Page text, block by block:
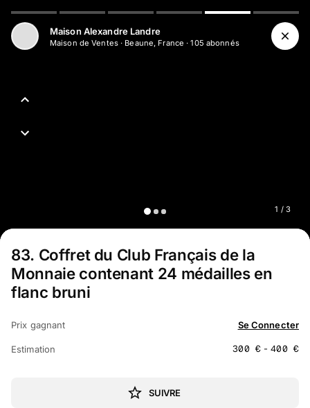
1 / 3
Maison Alexandre Landre
Maison de Ventes· Beaune, France ·105 abonnés
83. Coffret du Club Français de la
Monnaie contenant 24 médailles en
flanc bruni
Prix gagnant Se Connecter
Estimation 300 € -400 €
SUIVRE